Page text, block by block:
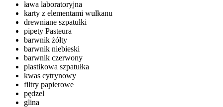
ława laboratoryjna
karty z elementami wulkanu
drewniane szpatułki
pipety Pasteura
barwnik żółty
barwnik niebieski
barwnik czerwony
plastikowa szpatułka
kwas cytrynowy
filtry papierowe
pędzel
glina